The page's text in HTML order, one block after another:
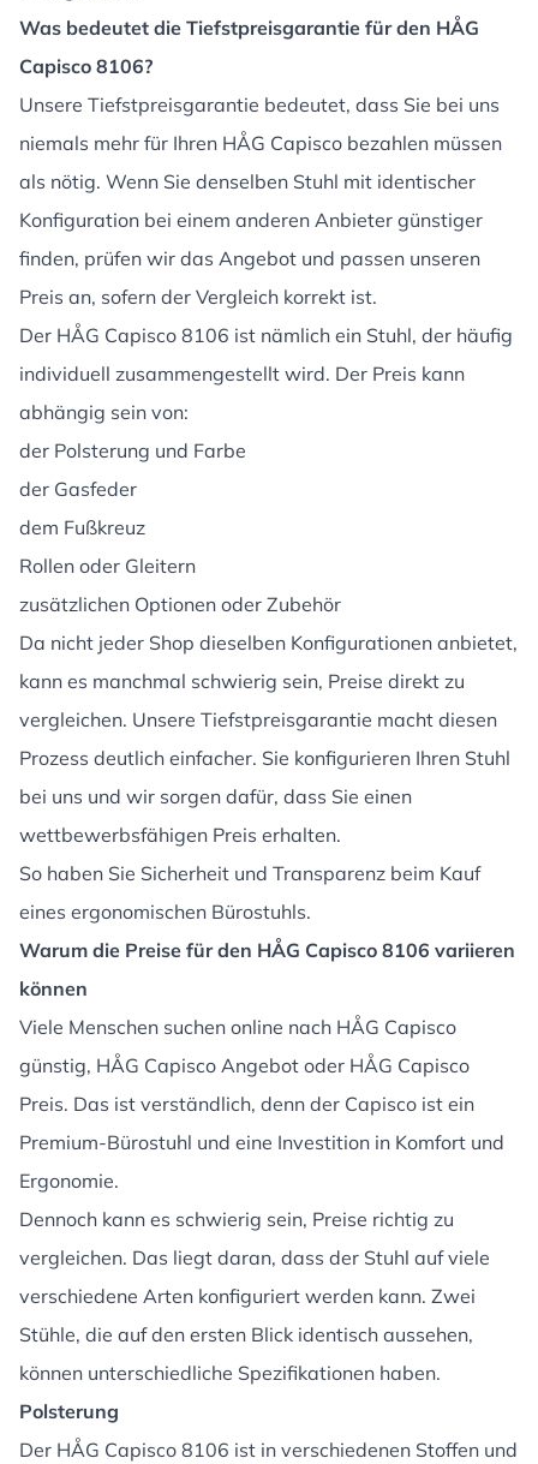
Was bedeutet die Tiefstpreisgarantie für den HÅG
Capisco 8106?
Unsere Tiefstpreisgarantie bedeutet, dass Sie bei uns
niemals mehr für Ihren HÅG Capisco bezahlen müssen
als nötig. Wenn Sie denselben Stuhl mit identischer
Konfiguration bei einem anderen Anbieter günstiger
finden, prüfen wir das Angebot und passen unseren
Preis an, sofern der Vergleich korrekt ist.
Der HÅG Capisco 8106 ist nämlich ein Stuhl, der häufig
individuell zusammengestellt wird. Der Preis kann
abhängig sein von:
der Polsterung und Farbe
der Gasfeder
dem Fußkreuz
Rollen oder Gleitern
zusätzlichen Optionen oder Zubehör
Da nicht jeder Shop dieselben Konfigurationen anbietet,
kann es manchmal schwierig sein, Preise direkt zu
vergleichen. Unsere Tiefstpreisgarantie macht diesen
Prozess deutlich einfacher. Sie konfigurieren Ihren Stuhl
bei uns und wir sorgen dafür, dass Sie einen
wettbewerbsfähigen Preis erhalten.
So haben Sie Sicherheit und Transparenz beim Kauf
eines ergonomischen Bürostuhls.
Warum die Preise für den HÅG Capisco 8106 variieren
können
Viele Menschen suchen online nach HÅG Capisco
günstig, HÅG Capisco Angebot oder HÅG Capisco
Preis. Das ist verständlich, denn der Capisco ist ein
Premium-Bürostuhl und eine Investition in Komfort und
Ergonomie.
Dennoch kann es schwierig sein, Preise richtig zu
vergleichen. Das liegt daran, dass der Stuhl auf viele
verschiedene Arten konfiguriert werden kann. Zwei
Stühle, die auf den ersten Blick identisch aussehen,
können unterschiedliche Spezifikationen haben.
Polsterung
Der HÅG Capisco 8106 ist in verschiedenen Stoffen und